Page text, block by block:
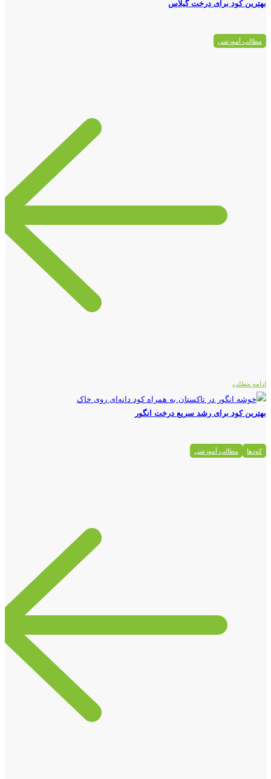
بهترین کود برای درخت گیلاس
مطالب آموزشی
ادامه مطلب
بهترین کود برای رشد سریع درخت انگور
کودها مطالب آموزشی